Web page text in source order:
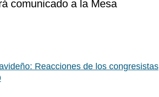
comunicado a la Mesa
Reacciones de los congresistas